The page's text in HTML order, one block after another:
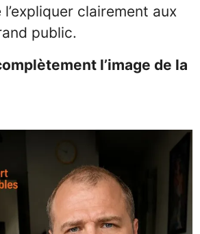
clairement aux
public.
l’image de la